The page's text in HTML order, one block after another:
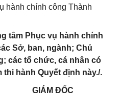
hành chính công Thành
tâm Phục vụ hành chính
Sở, ban, ngành; Chủ
các tổ chức, cá nhân có
thi hành Quyết định này./.
GIÁM ĐỐC